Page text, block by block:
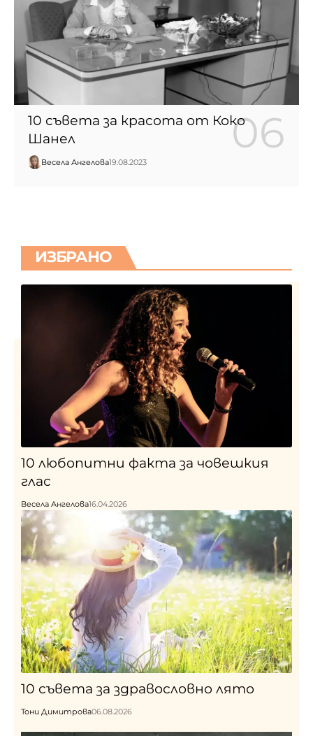
10 съвета за красота от Коко
Шанел
Весела Ангелова19.08.2023
ИЗБРАНО
10 любопитни факта за човешкия
глас
Весела Ангелова16.04.2026
10 съвета за здравословно лято
Тони Димитрова06.08.2026